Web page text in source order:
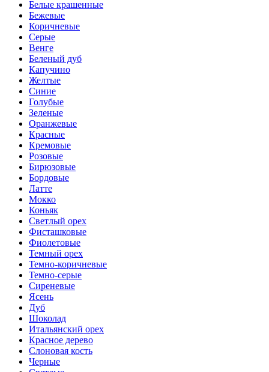
Белые крашенные
Бежевые
Коричневые
Серые
Венге
Беленый дуб
Капучино
Желтые
Синие
Голубые
Зеленые
Оранжевые
Красные
Кремовые
Розовые
Бирюзовые
Бордовые
Латте
Мокко
Коньяк
Светлый орех
Фисташковые
Фиолетовые
Темный орех
Темно-коричневые
Темно-серые
Сиреневые
Ясень
Дуб
Шоколад
Итальянский орех
Красное дерево
Слоновая кость
Черные